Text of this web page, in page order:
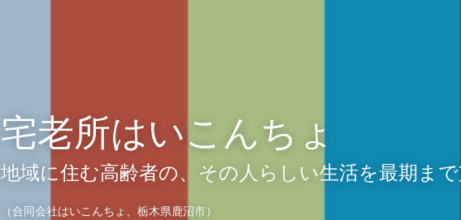
宅老所はいこんちょ
地域に住む高齢者の、その人らしい生活を最期ま
（合同会社はいこんちょ、栃木県鹿沼市）